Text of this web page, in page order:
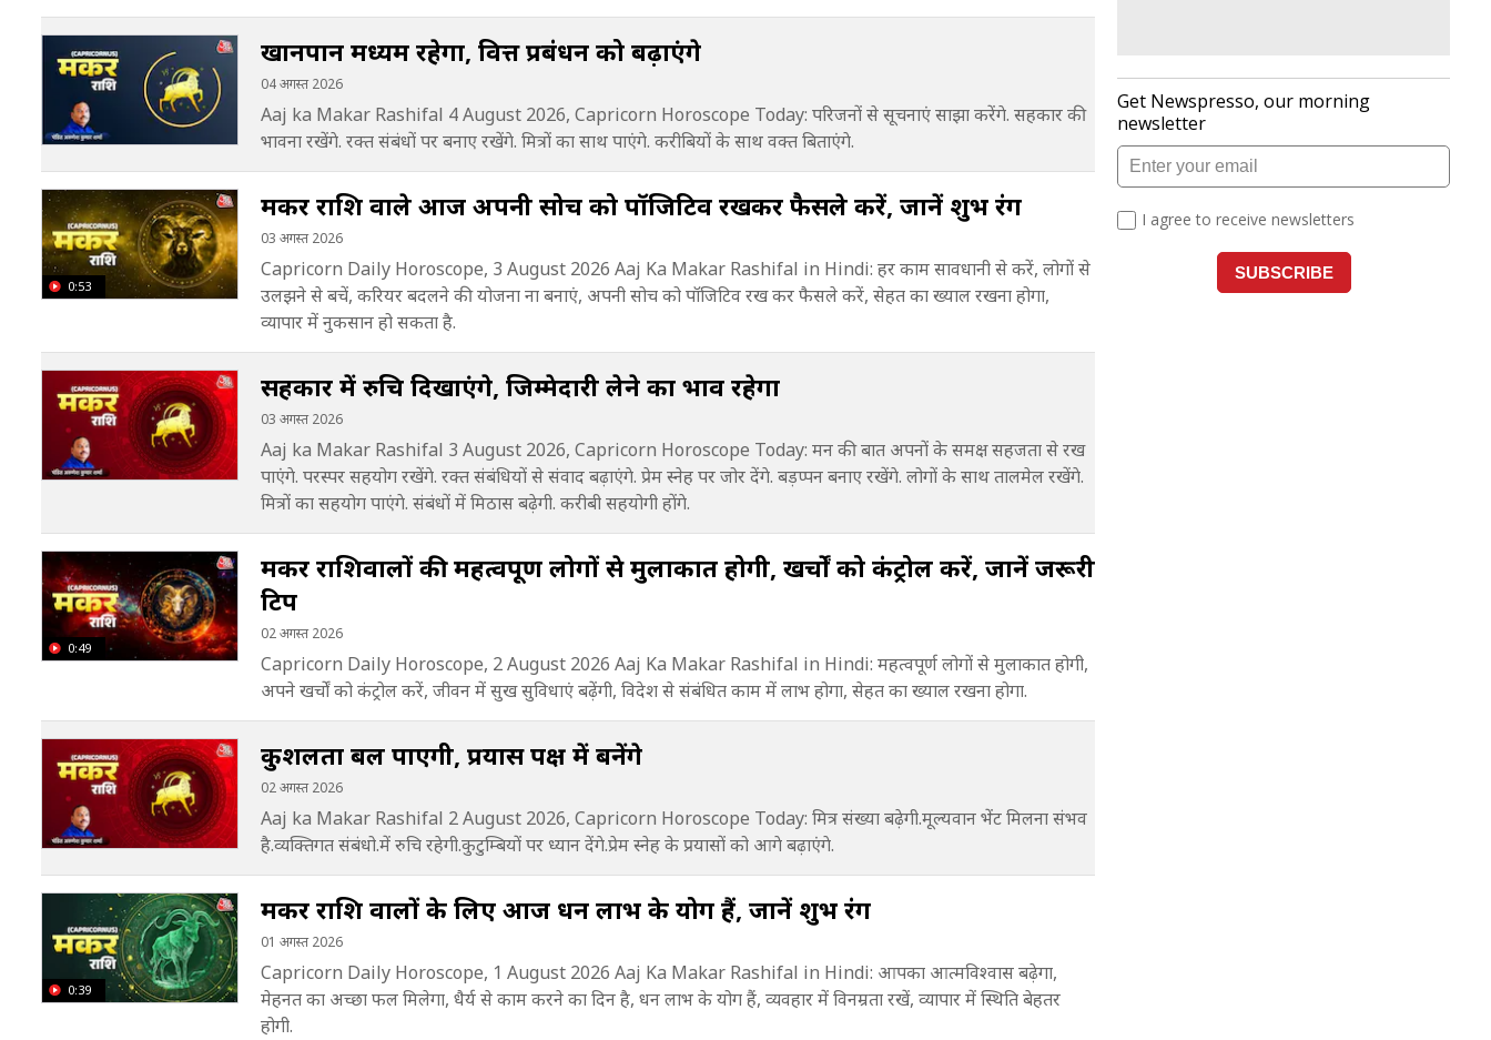
खानपान मध्यम रहेगा, वित्त प्रबंधन को बढ़ाएंगे
04 अगस्त 2026
Aaj ka Makar Rashifal 4 August 2026, Capricorn Horoscope Today: परिजनों से सूचनाएं साझा करेंगे. सहकार की
भावना रखेंगे. रक्त संबंधों पर बनाए रखेंगे. मित्रों का साथ पाएंगे. करीबियों के साथ वक्त बिताएंगे.
0:53
मकर राशि वाले आज अपनी सोच को पॉजिटिव रखकर फैसले करें, जानें शुभ रंग
03 अगस्त 2026
Capricorn Daily Horoscope, 3 August 2026 Aaj Ka Makar Rashifal in Hindi: हर काम सावधानी से करें, लोगों से
उलझने से बचें, करियर बदलने की योजना ना बनाएं, अपनी सोच को पॉजिटिव रख कर फैसले करें, सेहत का ख्याल रखना होगा,
व्यापार में नुकसान हो सकता है.
सहकार में रुचि दिखाएंगे, जिम्मेदारी लेने का भाव रहेगा
03 अगस्त 2026
Aaj ka Makar Rashifal 3 August 2026, Capricorn Horoscope Today: मन की बात अपनों के समक्ष सहजता से रख
पाएंगे. परस्पर सहयोग रखेंगे. रक्त संबंधियों से संवाद बढ़ाएंगे. प्रेम स्नेह पर जोर देंगे. बड़प्पन बनाए रखेंगे. लोगों के साथ तालमेल रखेंगे.
मित्रों का सहयोग पाएंगे. संबंधों में मिठास बढ़ेगी. करीबी सहयोगी होंगे.
0:49
मकर राशिवालों की महत्वपूर्ण लोगों से मुलाकात होगी, खर्चों को कंट्रोल करें, जानें जरूरी
टिप
02 अगस्त 2026
Capricorn Daily Horoscope, 2 August 2026 Aaj Ka Makar Rashifal in Hindi: महत्वपूर्ण लोगों से मुलाकात होगी,
अपने खर्चों को कंट्रोल करें, जीवन में सुख सुविधाएं बढ़ेंगी, विदेश से संबंधित काम में लाभ होगा, सेहत का ख्याल रखना होगा.
कुशलता बल पाएगी, प्रयास पक्ष में बनेंगे
02 अगस्त 2026
Aaj ka Makar Rashifal 2 August 2026, Capricorn Horoscope Today: मित्र संख्या बढ़ेगी.मूल्यवान भेंट मिलना संभव
है.व्यक्तिगत संबंधो.में रुचि रहेगी.कुटुम्बियों पर ध्यान देंगे.प्रेम स्नेह के प्रयासों को आगे बढ़ाएंगे.
0:39
मकर राशि वालों के लिए आज धन लाभ के योग हैं, जानें शुभ रंग
01 अगस्त 2026
Capricorn Daily Horoscope, 1 August 2026 Aaj Ka Makar Rashifal in Hindi: आपका आत्मविश्वास बढ़ेगा,
मेहनत का अच्छा फल मिलेगा, धैर्य से काम करने का दिन है, धन लाभ के योग हैं, व्यवहार में विनम्रता रखें, व्यापार में स्थिति बेहतर
होगी.